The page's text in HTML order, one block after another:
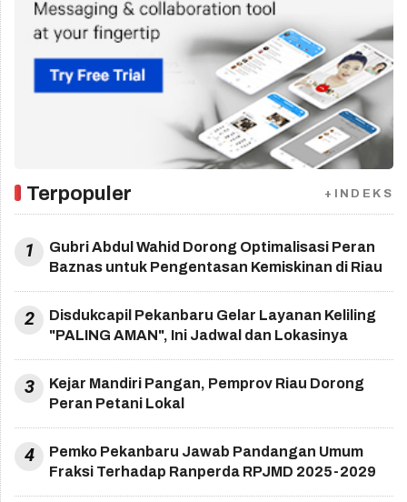
Terpopuler +INDEKS
1
Gubri Abdul Wahid Dorong Optimalisasi Peran
Baznas untuk Pengentasan Kemiskinan di Riau
2
Disdukcapil Pekanbaru Gelar Layanan Keliling
"PALING AMAN", Ini Jadwal dan Lokasinya
3
Kejar Mandiri Pangan, Pemprov Riau Dorong
Peran Petani Lokal
4
Pemko Pekanbaru Jawab Pandangan Umum
Fraksi Terhadap Ranperda RPJMD 2025-2029